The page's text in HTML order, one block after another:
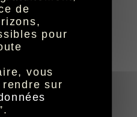
-réalisation aYaline
de
pour
vous
sur